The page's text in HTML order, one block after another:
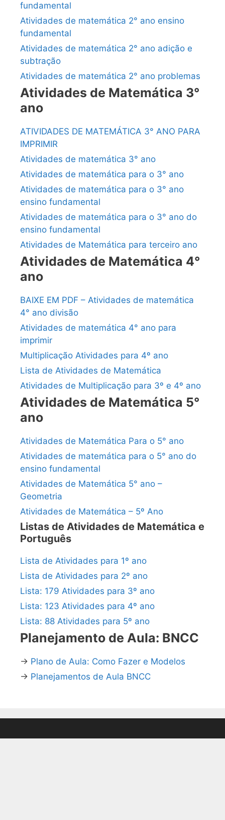
fundamental
Atividades de matemática 2° ano ensino
fundamental
Atividades de matemática 2° ano adição e
subtração
Atividades de matemática 2° ano problemas
Atividades de Matemática 3°
ano
ATIVIDADES DE MATEMÁTICA 3° ANO PARA
IMPRIMIR
Atividades de matemática 3° ano
Atividades de matemática para o 3° ano
Atividades de matemática para o 3° ano
ensino fundamental
Atividades de matemática para o 3° ano do
ensino fundamental
Atividades de Matemática para terceiro ano
Atividades de Matemática 4°
ano
BAIXE EM PDF – Atividades de matemática
4° ano divisão
Atividades de matemática 4° ano para
imprimir
Multiplicação Atividades para 4º ano
Lista de Atividades de Matemática
Atividades de Multiplicação para 3º e 4º ano
Atividades de Matemática 5°
ano
Atividades de Matemática Para o 5° ano
Atividades de matemática para o 5° ano do
ensino fundamental
Atividades de Matemática 5° ano –
Geometria
Atividades de Matemática – 5º Ano
Listas de Atividades de Matemática e
Português
Lista de Atividades para 1º ano
Lista de Atividades para 2º ano
Lista: 179 Atividades para 3º ano
Lista: 123 Atividades para 4º ano
Lista: 88 Atividades para 5º ano
Planejamento de Aula: BNCC
→ Plano de Aula: Como Fazer e Modelos
→ Planejamentos de Aula BNCC